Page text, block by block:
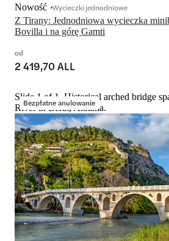
Z Tirany: Jednodniowa wycieczka
Bovilla i na górę Gamti
Nowość Wycieczki jednodniowe
od
2 419,70 ALL
Bezpłatne anulowanie
Slide 1 of 1, Historical arched bridge
River in Berat, Albania.